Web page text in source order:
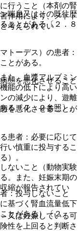
行うこと（本剤の腎
作用により、メトト
考えられてい
た、血漿アルブミン
能の低下により高い
の減少により、遊離
る〔７．２参照〕。
ないこと（動物実験
。また、妊娠末期の
縮が報告されてい
又は妊娠している可
性を上回ると判断さ
喘息又はその既往歴
ことがある〔２．８
トーデス）の患者：
とがある。
態を悪化させること
を悪化させることが
患者：必要に応じて
い慎重に投与するこ
）。
：投与しないこと
基づく腎血流量低下
とがある）〔２．